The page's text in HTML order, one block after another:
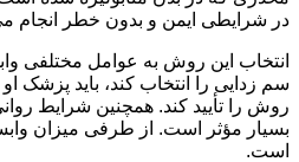
در شرایطی ایمن و بدون خطر انجام
انتخاب این روش به عوامل مختلفی
سم زدایی را انتخاب کند، باید پزشک
روش را تأیید کند. همچنین شرایط
بسیار مؤثر است. از طرفی میزان
است.